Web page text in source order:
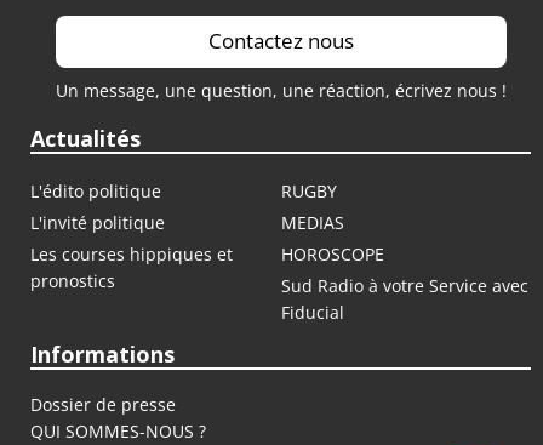
Contactez nous
Un message, une question, une réaction, écrivez nous !
Actualités
L'édito politique
RUGBY
L'invité politique
MEDIAS
Les courses hippiques et
pronostics
HOROSCOPE
Sud Radio à votre Service avec
Fiducial
Informations
Dossier de presse
QUI SOMMES-NOUS ?